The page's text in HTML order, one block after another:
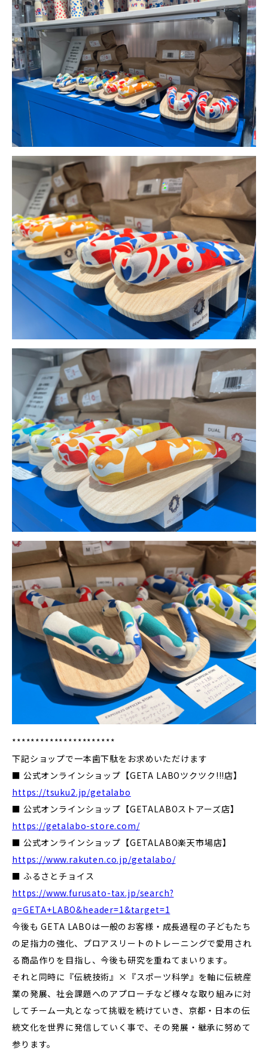
**********************
下記ショップで一本歯下駄をお求めいただけます
■ 公式オンラインショップ【GETA LABOツクツク!!!店】
https://tsuku2.jp/getalabo
■ 公式オンラインショップ【GETALABOストアーズ店】
https://getalabo-store.com/
■ 公式オンラインショップ【GETALABO楽天市場店】
https://www.rakuten.co.jp/getalabo/
■ ふるさとチョイス
https://www.furusato-tax.jp/search?
q=GETA+LABO&header=1&target=1
今後も GETA LABOは一般のお客様・成長過程の子どもたち
の足指力の強化、プロアスリートのトレーニングで愛用され
る商品作りを目指し、今後も研究を重ねてまいります。
それと同時に『伝統技術』×『スポーツ科学』を軸に伝統産
業の発展、社会課題へのアプローチなど様々な取り組みに対
してチーム一丸となって挑戦を続けていき、京都・日本の伝
統文化を世界に発信していく事で、その発展・継承に努めて
参ります。